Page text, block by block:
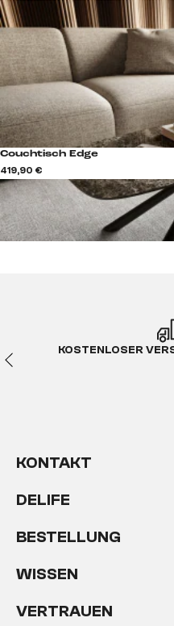
Couchtisch Edge
419,90 €
KOSTENLOSER
KONTAKT
DELIFE
BESTELLUNG
WISSEN
VERTRAUEN